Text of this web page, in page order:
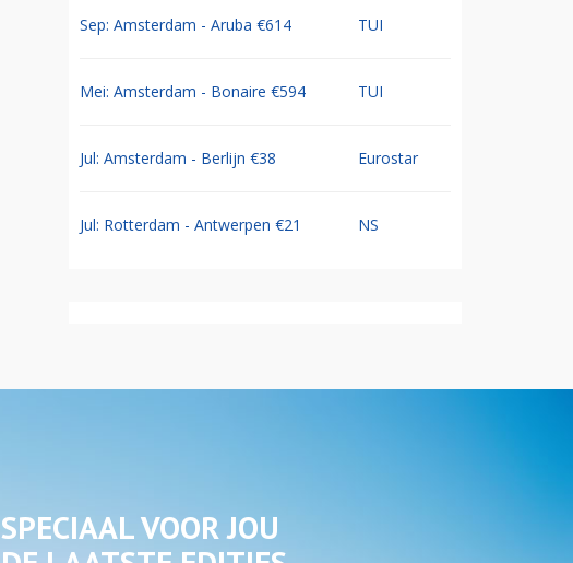
Sep: Amsterdam - Aruba €614 TUI
Mei: Amsterdam - Bonaire €594 TUI
Jul: Amsterdam - Berlijn €38 Eurostar
Jul: Rotterdam - Antwerpen €21 NS
SPECIAAL VOOR JOU